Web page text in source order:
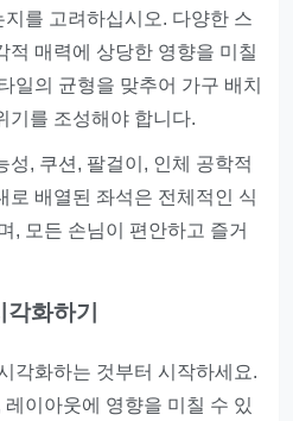
를 고려하십시오. 다양한 스
적 매력에 상당한 영향을 미칠
일의 균형을 맞추어 가구 배치
기를 조성해야 합니다.
성, 쿠션, 팔걸이, 인체 공학적
로 배열된 좌석은 전체적인 식
, 모든 손님이 편안하고 즐거
화하기
각화하는 것부터 시작하세요.
이아웃에 영향을 미칠 수 있